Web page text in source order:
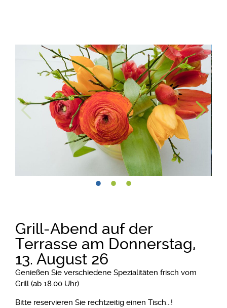
Grill-Abend auf der
Terrasse am Donnerstag,
13. August 26
Genießen Sie verschiedene Spezialitäten frisch vom
Grill (ab 18.00 Uhr)
Bitte reservieren Sie rechtzeitig einen Tisch...!